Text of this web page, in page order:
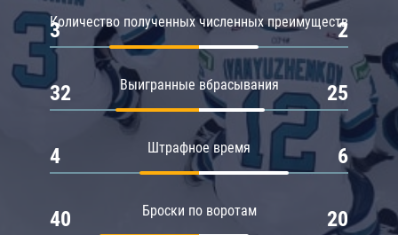
Количество полученных численных преимуществ
3 2
Выигранные вбрасывания
32 25
Штрафное время
4 6
Броски по воротам
40 20